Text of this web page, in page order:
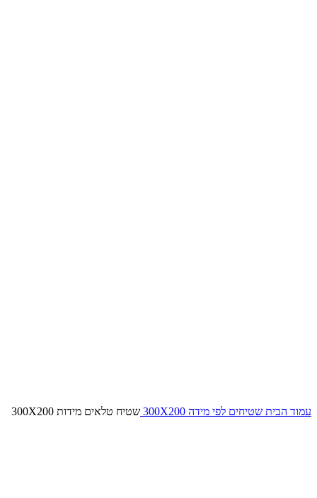
עמוד הבית שטיחים לפי מידה 300X200 שטיח טלאים מידות 300X200